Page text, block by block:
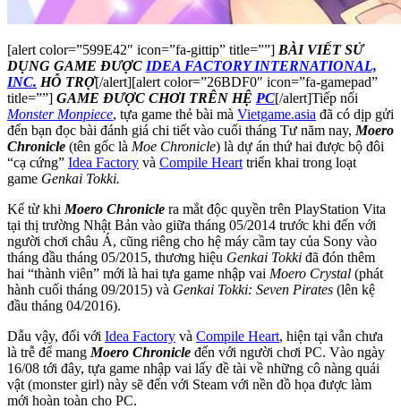
[alert color=”599E42″ icon=”fa-gittip” title=””] BÀI VIẾT SỬ
DỤNG GAME ĐƯỢC IDEA FACTORY INTERNATIONAL,
INC. HỖ TRỢ[/alert][alert color=”26BDF0″ icon=”fa-gamepad”
title=””] GAME ĐƯỢC CHƠI TRÊN HỆ PC[/alert]Tiếp nối
Monster Monpiece, tựa game thẻ bài mà Vietgame.asia đã có dịp gửi
đến bạn đọc bài đánh giá chi tiết vào cuối tháng Tư năm nay, Moero
Chronicle (tên gốc là Moe Chronicle) là dự án thứ hai được bộ đôi
“cạ cứng” Idea Factory và Compile Heart triển khai trong loạt
game Genkai Tokki.
Kể từ khi Moero Chronicle ra mắt độc quyền trên PlayStation Vita
tại thị trường Nhật Bản vào giữa tháng 05/2014 trước khi đến với
người chơi châu Á, cũng riêng cho hệ máy cầm tay của Sony vào
tháng đầu tháng 05/2015, thương hiệu Genkai Tokki đã đón thêm
hai “thành viên” mới là hai tựa game nhập vai Moero Crystal (phát
hành cuối tháng 09/2015) và Genkai Tokki: Seven Pirates (lên kệ
đầu tháng 04/2016).
Dẫu vậy, đối với Idea Factory và Compile Heart, hiện tại vẫn chưa
là trễ để mang Moero Chronicle đến với người chơi PC. Vào ngày
16/08 tới đây, tựa game nhập vai lấy đề tài về những cô nàng quái
vật (monster girl) này sẽ đến với Steam với nền đồ họa được làm
mới hoàn toàn cho PC.